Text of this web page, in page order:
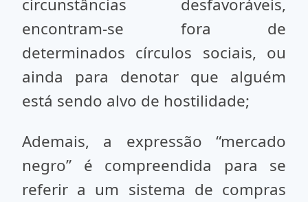
circunstâncias desfavoráveis,
encontram-se fora de
determinados círculos sociais, ou
ainda para denotar que alguém
está sendo alvo de hostilidade;
Ademais, a expressão “mercado
negro” é compreendida para se
referir a um sistema de compras